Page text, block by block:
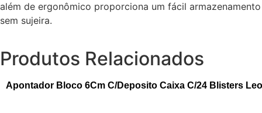
além de ergonômico proporciona um fácil armazenamento
sem sujeira.
Produtos Relacionados
Apontador Bloco 6Cm C/Deposito Caixa C/24 Blisters